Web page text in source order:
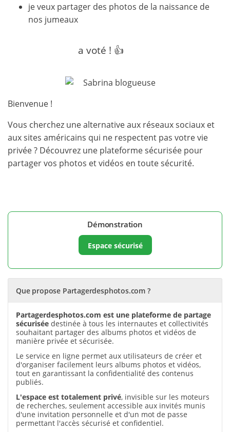
je veux partager des photos de la naissance de
nos jumeaux
a voté ! 👍
Bienvenue !
Vous cherchez une alternative aux réseaux sociaux et
aux sites américains qui ne respectent pas votre vie
privée ? Découvrez une plateforme sécurisée pour
partager vos photos et vidéos en toute sécurité.
Démonstration
Espace sécurisé
Que propose Partagerdesphotos.com ?
Partagerdesphotos.com est une plateforme de partage
sécurisée destinée à tous les internautes et collectivités
souhaitant partager des albums photos et vidéos de
manière privée et sécurisée.
Le service en ligne permet aux utilisateurs de créer et
d'organiser facilement leurs albums photos et vidéos,
tout en garantissant la confidentialité des contenus
publiés.
L'espace est totalement privé, invisible sur les moteurs
de recherches, seulement accessible aux invités munis
d'une invitation personnelle et d'un mot de passe
permettant l'accès sécurisé et confidentiel.